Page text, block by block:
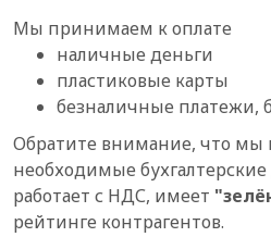
Мы принимаем к оплате
наличные деньги
пластиковые карты
безналичные платежи,
Обратите внимание, что мы
необходимые
работает с НДС, имеет
рейтинге контрагентов.